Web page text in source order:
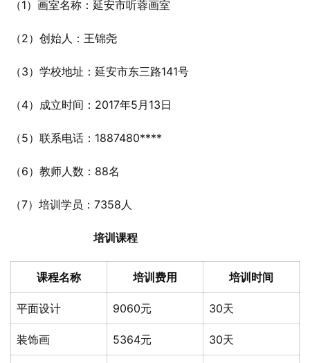
（1）画室名称：延安市听蓉画室
（2）创始人：王锦尧
（3）学校地址：延安市东三路141号
（4）成立时间：2017年5月13日
（5）联系电话：1887480****
（6）教师人数：88名
（7）培训学员：7358人
培训课程
课程名称 培训费用 培训时间
平面设计 9060元 30天
装饰画 5364元 30天